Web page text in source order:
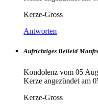
Kerze-Gross
Antworten
Aufrichtiges Beileid
Kondolenz vom 05
Kerze angezündet am
Kerze-Gross